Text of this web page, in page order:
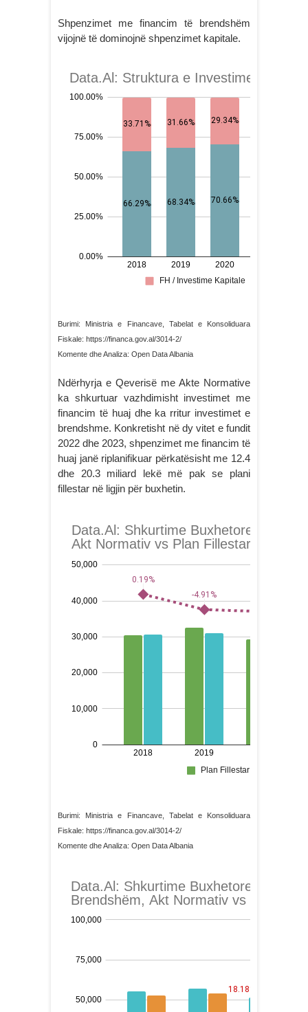
Shpenzimet me financim të brendshëm
vijojnë të dominojnë shpenzimet kapitale.
Burimi: Ministria e Financave, Tabelat e Konsoliduara
Fiskale: https://financa.gov.al/3014-2/
Komente dhe Analiza: Open Data Albania
Ndërhyrja e Qeverisë me Akte Normative
ka shkurtuar vazhdimisht investimet me
financim të huaj dhe ka rritur investimet e
brendshme. Konkretisht në dy vitet e fundit
2022 dhe 2023, shpenzimet me financim të
huaj janë riplanifikuar përkatësisht me 12.4
dhe 20.3 miliard lekë më pak se plani
fillestar në ligjin për buxhetin.
Burimi: Ministria e Financave, Tabelat e Konsoliduara
Fiskale: https://financa.gov.al/3014-2/
Komente dhe Analiza: Open Data Albania